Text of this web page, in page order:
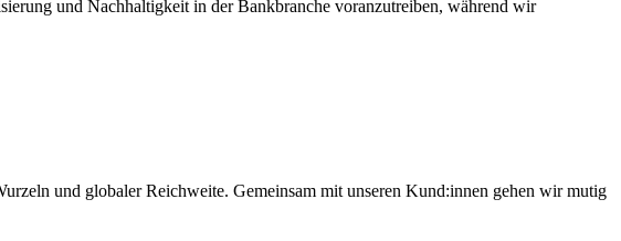
und Nachhaltigkeit in der Bankbranche voranzutreiben, während wir
und globaler Reichweite. Gemeinsam mit unseren Kund:innen gehen wir mutig